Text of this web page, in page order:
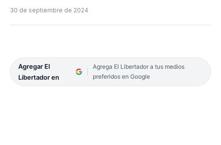
30 de septiembre de 2024
Agregar El
Libertador en
Agrega El Libertador a tus medios
preferidos en Google